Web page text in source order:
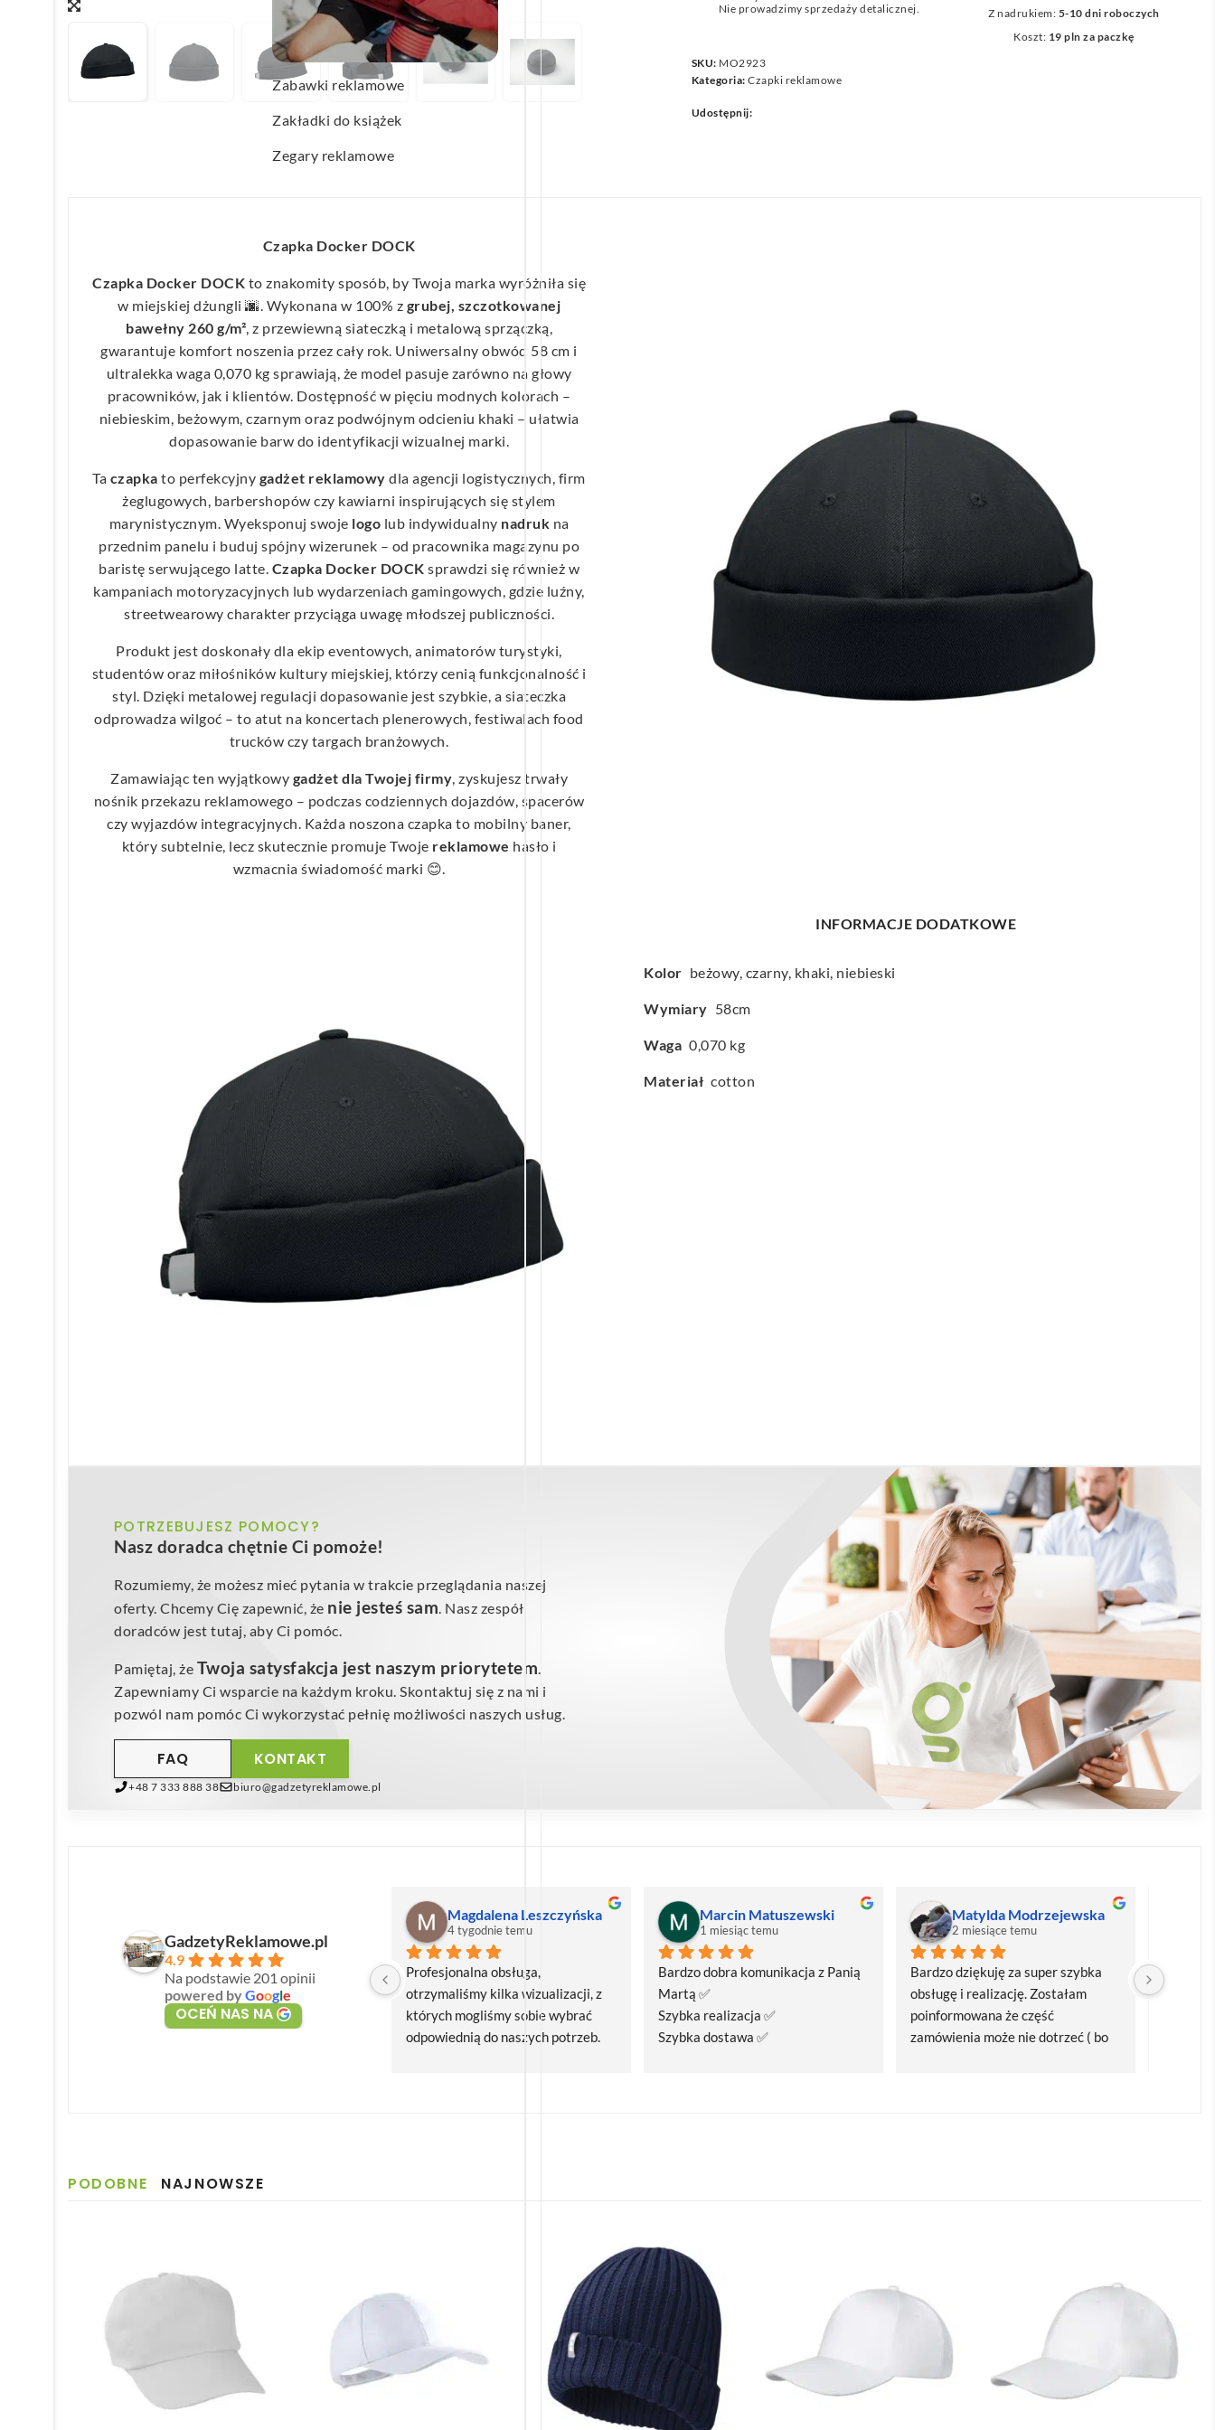
Wachlarze reklamowe
Wagi kuchenne
Zabawki reklamowe
Zakładki do książek
Zegary reklamowe
Nie prowadzimy sprzedaży detalicznej.
Z nadrukiem: 5-10 dni roboczych
Koszt: 19 pln za paczkę
SKU: MO2923
Kategoria:Czapki reklamowe
Udostępnij:
Czapka Docker DOCK
Czapka Docker DOCK to znakomity sposób, by Twoja marka wyróżniła się
w miejskiej dżungli 🌆. Wykonana w 100% z grubej, szczotkowanej
bawełny 260 g/m², z przewiewną siateczką i metalową sprzączką,
gwarantuje komfort noszenia przez cały rok. Uniwersalny obwód 58 cm i
ultralekka waga 0,070 kg sprawiają, że model pasuje zarówno na głowy
pracowników, jak i klientów. Dostępność w pięciu modnych kolorach –
niebieskim, beżowym, czarnym oraz podwójnym odcieniu khaki – ułatwia
dopasowanie barw do identyfikacji wizualnej marki.
Ta czapka to perfekcyjny gadżet reklamowy dla agencji logistycznych, firm
żeglugowych, barbershopów czy kawiarni inspirujących się stylem
marynistycznym. Wyeksponuj swoje logo lub indywidualny nadruk na
przednim panelu i buduj spójny wizerunek – od pracownika magazynu po
baristę serwującego latte. Czapka Docker DOCK sprawdzi się również w
kampaniach motoryzacyjnych lub wydarzeniach gamingowych, gdzie luźny,
streetwearowy charakter przyciąga uwagę młodszej publiczności.
Produkt jest doskonały dla ekip eventowych, animatorów turystyki,
studentów oraz miłośników kultury miejskiej, którzy cenią funkcjonalność i
styl. Dzięki metalowej regulacji dopasowanie jest szybkie, a siateczka
odprowadza wilgoć – to atut na koncertach plenerowych, festiwalach food
trucków czy targach branżowych.
Zamawiając ten wyjątkowy gadżet dla Twojej firmy, zyskujesz trwały
nośnik przekazu reklamowego – podczas codziennych dojazdów, spacerów
czy wyjazdów integracyjnych. Każda noszona czapka to mobilny baner,
który subtelnie, lecz skutecznie promuje Twoje reklamowe hasło i
wzmacnia świadomość marki 😊.
INFORMACJE DODATKOWE
Kolor beżowy, czarny, khaki, niebieski
Wymiary 58cm
Waga 0,070 kg
Materiał cotton
POTRZEBUJESZ POMOCY?
Nasz doradca chętnie Ci pomoże!
Rozumiemy, że możesz mieć pytania w trakcie przeglądania naszej
oferty. Chcemy Cię zapewnić, że nie jesteś sam. Nasz zespół
doradców jest tutaj, aby Ci pomóc.
Pamiętaj, że Twoja satysfakcja jest naszym priorytetem.
Zapewniamy Ci wsparcie na każdym kroku. Skontaktuj się z nami i
pozwól nam pomóc Ci wykorzystać pełnię możliwości naszych usług.
KONTAKT
FAQ
+48 7 333 888 38 biuro@gadzetyreklamowe.pl
GadzetyReklamowe.pl
4.9
Na podstawie 201 opinii
powered byGoogle
OCEŃ NAS NA
Magdalena Leszczyńska
4 tygodnie temu
Profesjonalna obsługa,
otrzymaliśmy kilka wizualizacji, z
których mogliśmy sobie wybrać
odpowiednią do naszych potrzeb.
Marcin Matuszewski
1 miesiąc temu
Bardzo dobra komunikacja z Panią
Martą ✅
Szybka realizacja ✅
Szybka dostawa ✅
Matylda Modrzejewska
2 miesiące temu
Bardzo dziękuję za super szybka
obsługę i realizację. Zostałam
poinformowana że część
zamówienia może nie dotrzeć ( bo
Bardzo
PODOBNE NAJNOWSZE